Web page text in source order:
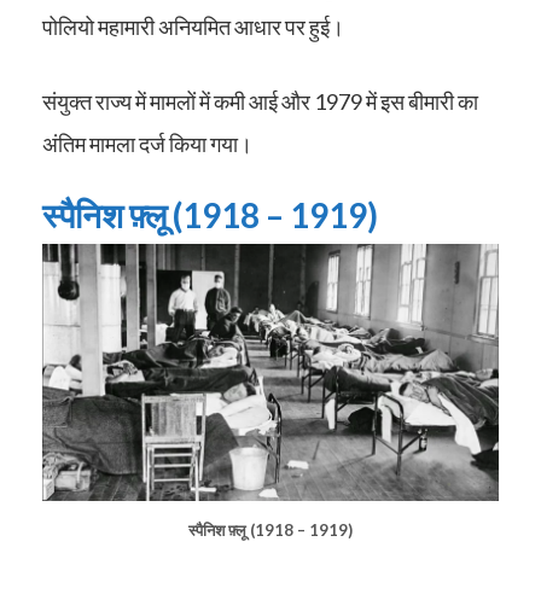
पोलियो महामारी अनियमित आधार पर हुई।
संयुक्त राज्य में मामलों में कमी आई और 1979 में इस बीमारी का
अंतिम मामला दर्ज किया गया।
स्पैनिश फ़्लू (1918 – 1919)
स्पैनिश फ़्लू (1918 – 1919)